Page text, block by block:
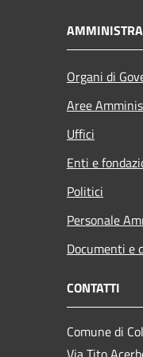
Organi di
Aree
Uffici
Enti e
Politici
Personale
Documenti e
CONTATTI
Comune di